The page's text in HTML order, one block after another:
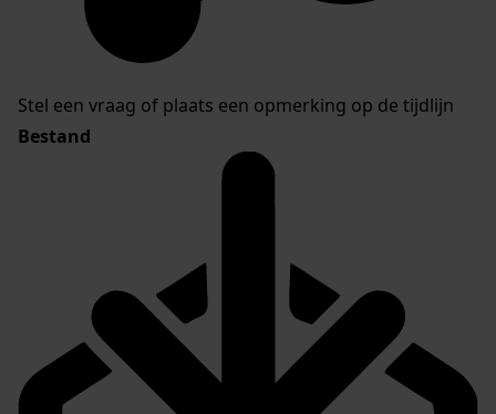
Stel een vraag of plaats een opmerking op de tijdlijn
Bestand